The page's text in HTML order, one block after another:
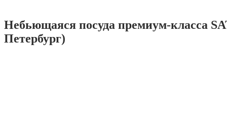
Небьющаяся посуда премиум-класса
Петербург)